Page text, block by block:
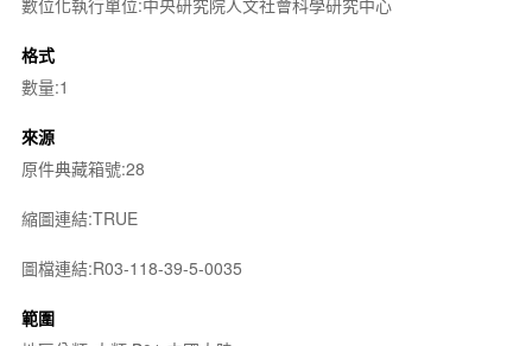
數位化執行單位:中央研究院人文社會科學研究中心
格式
數量:1
來源
原件典藏箱號:28
縮圖連結:TRUE
圖檔連結:R03-118-39-5-0035
範圍